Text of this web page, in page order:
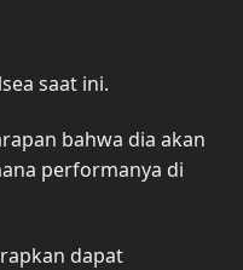
saat ini.
bahwa dia akan
performanya di
dapat